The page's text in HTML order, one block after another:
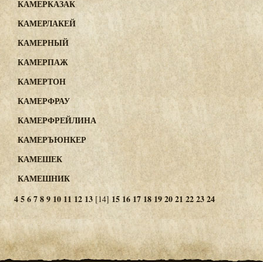
КАМЕРКАЗАК
КАМЕРЛАКЕЙ
КАМЕРНЫЙ
КАМЕРПАЖ
КАМЕРТОН
КАМЕРФРАУ
КАМЕРФРЕЙЛИНА
КАМЕРЪЮНКЕР
КАМЕШЕК
КАМЕШНИК
45678910 11 12 13 [14] 15 16 17 18 192021222324